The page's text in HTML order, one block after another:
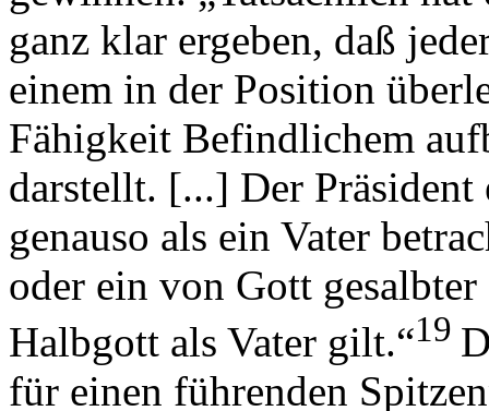
ganz klar ergeben, daß
einem in der Position
Fähigkeit Befindlichem
darstellt. [...] Der
genauso als ein Vater
oder ein von Gott
Halbgott als Vater gilt.“19
für einen führenden